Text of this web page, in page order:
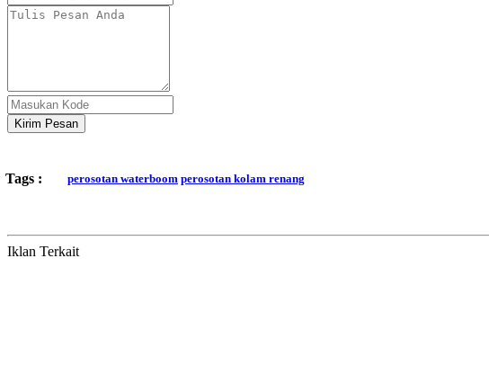
Kirim Pesan
Tags : perosotan waterboom perosotan kolam renang
Iklan Terkait